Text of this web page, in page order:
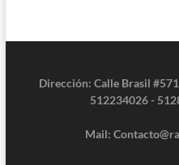
Dirección: Calle Brasil
512234026 -
Mail: